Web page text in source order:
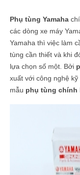
Phụ tùng Yamaha
các dòng xe máy
Yamaha thì việc làm
tùng cần thiết và khi
lựa chọn số một. Bởi
xuất với công nghệ
mẫu phụ tùng chính